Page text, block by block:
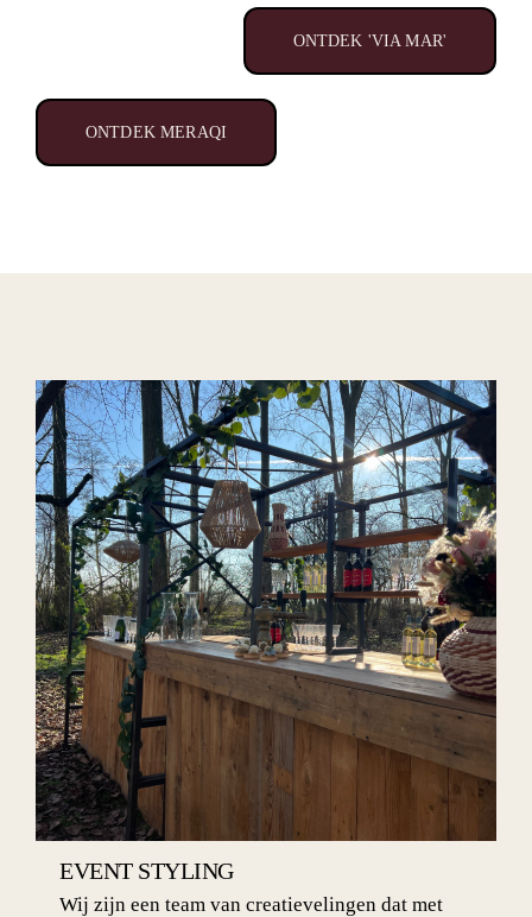
ONTDEK 'VIA MAR'
ONTDEK MERAQI
EVENT STYLING
Wij zijn een team van creatievelingen dat met